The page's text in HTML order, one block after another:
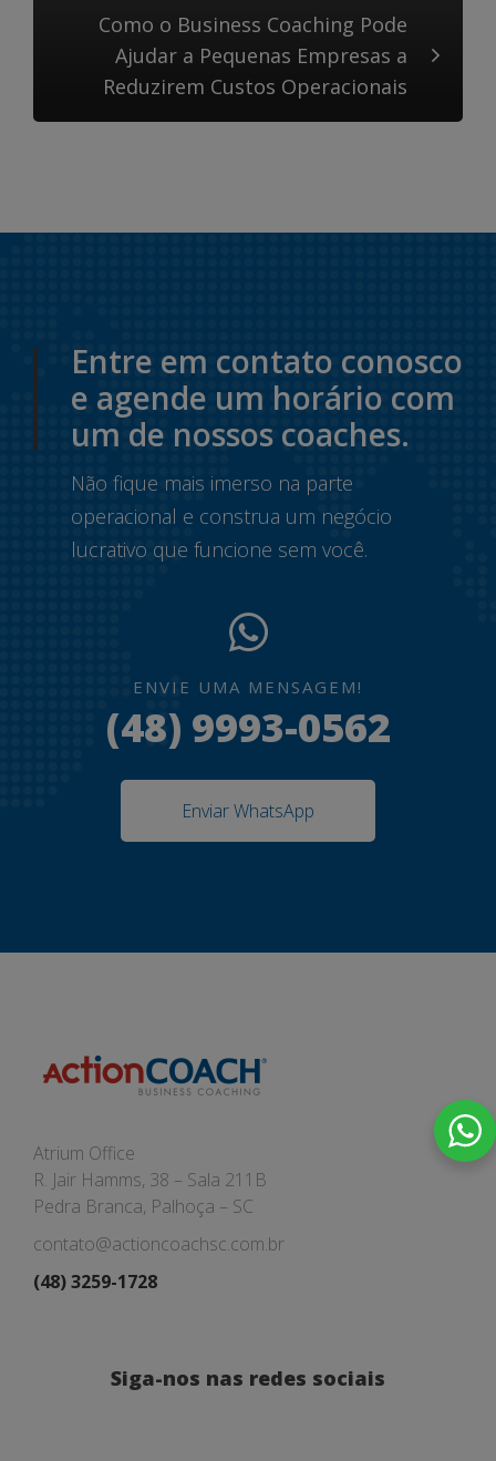
Como o Business Coaching Pode
Ajudar a Pequenas Empresas a
Reduzirem Custos Operacionais
Entre em contato conosco
e agende um horário com
um de nossos coaches.
Não fique mais imerso na parte
operacional e construa um negócio
lucrativo que funcione sem você.
ENVIE UMA MENSAGEM!
(48) 9993-0562
Enviar WhatsApp
Atrium Office
R. Jair Hamms, 38 – Sala 211B
Pedra Branca, Palhoça – SC
contato@actioncoachsc.com.br
(48) 3259-1728
Siga-nos nas redes sociais